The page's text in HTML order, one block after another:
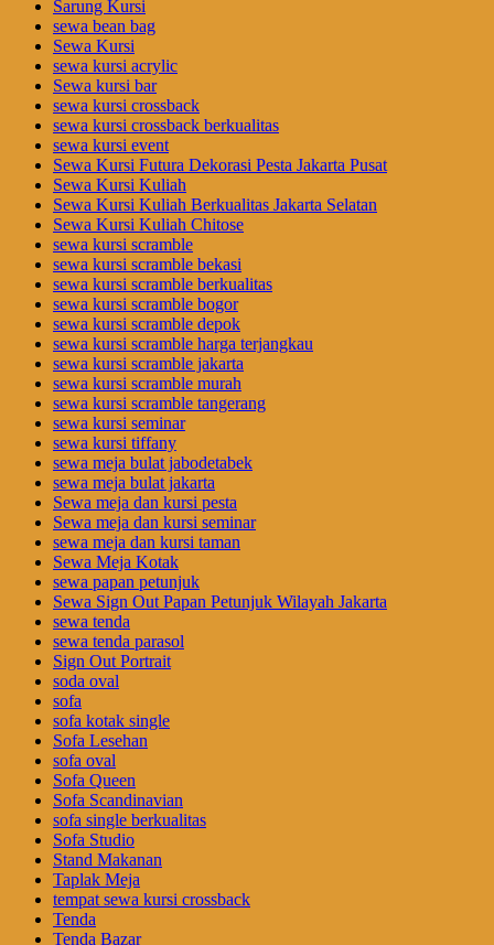
Sarung Kursi
sewa bean bag
Sewa Kursi
sewa kursi acrylic
Sewa kursi bar
sewa kursi crossback
sewa kursi crossback berkualitas
sewa kursi event
Sewa Kursi Futura Dekorasi Pesta Jakarta Pusat
Sewa Kursi Kuliah
Sewa Kursi Kuliah Berkualitas Jakarta Selatan
Sewa Kursi Kuliah Chitose
sewa kursi scramble
sewa kursi scramble bekasi
sewa kursi scramble berkualitas
sewa kursi scramble bogor
sewa kursi scramble depok
sewa kursi scramble harga terjangkau
sewa kursi scramble jakarta
sewa kursi scramble murah
sewa kursi scramble tangerang
sewa kursi seminar
sewa kursi tiffany
sewa meja bulat jabodetabek
sewa meja bulat jakarta
Sewa meja dan kursi pesta
Sewa meja dan kursi seminar
sewa meja dan kursi taman
Sewa Meja Kotak
sewa papan petunjuk
Sewa Sign Out Papan Petunjuk Wilayah Jakarta
sewa tenda
sewa tenda parasol
Sign Out Portrait
soda oval
sofa
sofa kotak single
Sofa Lesehan
sofa oval
Sofa Queen
Sofa Scandinavian
sofa single berkualitas
Sofa Studio
Stand Makanan
Taplak Meja
tempat sewa kursi crossback
Tenda
Tenda Bazar